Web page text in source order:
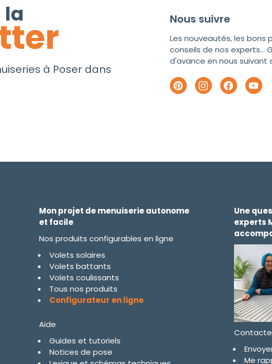
à Poser dans
Nous suivre
Les nouveautés, les bons
conseils de nos experts...
d'avance en nous suivant
Mon projet de menuiserie autonome
et facile
Nos produits configurables en ligne
Volets solaires
Volets battants
Volets coulissants
Tous nos produits
Configurateur en ligne
Aide
Guides et tutoriels
Notices de pose
Une
experts
Me